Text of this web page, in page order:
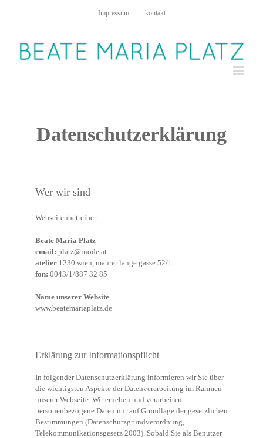
Impressum kontakt
Datenschutzerklärung
Wer wir sind
Webseitenbetreiber:
Beate Maria Platz
email: platz@inode.at
atelier 1230 wien, maurer lange gasse 52/1
fon: 0043/1/887 32 85
Name unserer Website
www.beatemariaplatz.de
Erklärung zur Informationspflicht
In folgender Datenschutzerklärung informieren wir Sie über
die wichtigsten Aspekte der Datenverarbeitung im Rahmen
unserer Webseite. Wir erheben und verarbeiten
personenbezogene Daten nur auf Grundlage der gesetzlichen
Bestimmungen (Datenschutzgrundverordnung,
Telekommunikationsgesetz 2003). Sobald Sie als Benutzer